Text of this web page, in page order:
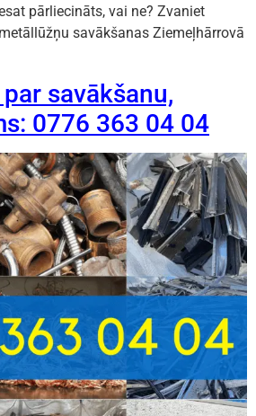
pārliecināts, vai ne? Zvaniet
savākšanas Ziemeļhārrovā
savākšanu,
0776 363 04 04